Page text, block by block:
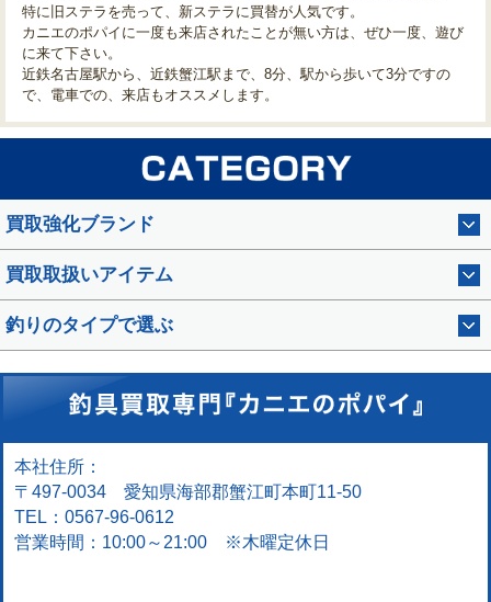
特に旧ステラを売って、新ステラに買替が人気です。
カニエのポパイに一度も来店されたことが無い方は、ぜひ一度、遊び
に来て下さい。
近鉄名古屋駅から、近鉄蟹江駅まで、8分、駅から歩いて3分ですの
で、電車での、来店もオススメします。
買取強化ブランド
買取取扱いアイテム
釣りのタイプで選ぶ
本社住所：
〒497-0034 愛知県海部郡蟹江町本町11-50
TEL：0567-96-0612
営業時間：10:00～21:00 ※木曜定休日